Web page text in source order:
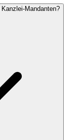
Mandanten?